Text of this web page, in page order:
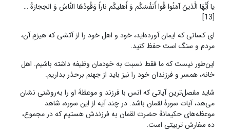
یا أَیُّهَا الَّذینَ آمَنُوا قُوا أَنفُسَکُم وَ أَهلیکُم ناراً وَقُودُهَا النَّاسُ وَ الحِجارَةُ …
[13]
ای کسانی که ایمان آورده‌اید، خود و اهل خود را از آتشی که هیزمِ آن،
مردم و سنگ است حفظ کنید.
این‌طور نیست که ما فقط نسبت به خودمان وظیفه داشته باشیم. اهل
خانه، همسر و فرزندان خود را نیز باید از جهنم برحذر بداریم.
شاید مفصل‌ترین آیاتی که انس با فرزند و موعظۀ او را به‌روشنی نشان
می‌هد، آیات سورۀ لقمان باشد. در چند آیه از این سوره، شاهد
موعظه‌های حکیمانۀ حضرت لقمان به فرزندش هستیم که در مجموع،
ده سفارش تربیتی است.